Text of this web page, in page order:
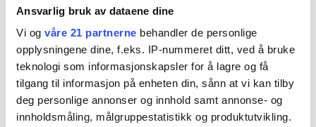
Ansvarlig bruk av dataene dine
Vi og våre 21 partnerne behandler de personlige
opplysningene dine, f.eks. IP-nummeret ditt, ved å bruke
teknologi som informasjonskapsler for å lagre og få
tilgang til informasjon på enheten din, sånn at vi kan tilby
deg personlige annonser og innhold samt annonse- og
innholdsmåling, målgruppestatistikk og produktutvikling.
Beregn